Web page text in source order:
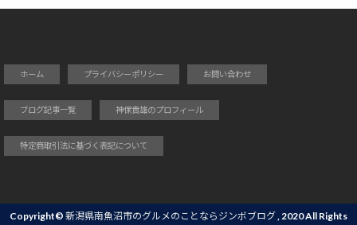
ホーム プライバシーポリシー お問い合わせ
ブログ記事一覧 神保貴雄のプロフィール
特定商取引法に基づく表記について
Copyright© 新潟県南魚沼市のグルメのことならジンボブログ, 2020 All Rights